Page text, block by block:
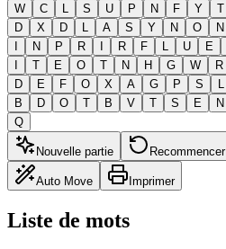
W
C L S U P N F Y T
D
X D L A S Y N O N
I
N P R I R F L U E
I
T E O T N H G W R
D
E F O X A G P S L
B
D O T B V T S E N
Q
Nouvelle partie Recommencer
Auto Move Imprimer
Liste de mots